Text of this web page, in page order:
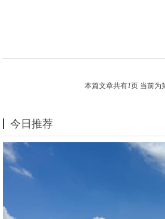
本篇文章共有1页 当前为
今日推荐